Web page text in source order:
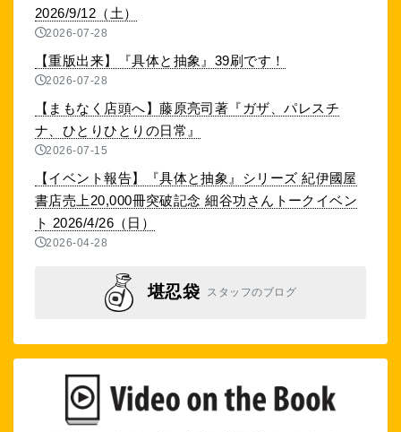
2026/9/12（土）
2026-07-28
【重版出来】『具体と抽象』39刷です！
2026-07-28
【まもなく店頭へ】藤原亮司著『ガザ、パレスチ
ナ、ひとりひとりの日常』
2026-07-15
【イベント報告】『具体と抽象』シリーズ 紀伊國屋
書店売上20,000冊突破記念 細谷功さんトークイベン
ト 2026/4/26（日）
2026-04-28
堪忍袋 スタッフのブログ